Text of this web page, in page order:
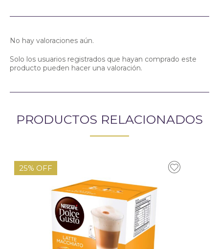
No hay valoraciones aún.
Solo los usuarios registrados que hayan comprado este
producto pueden hacer una valoración.
PRODUCTOS RELACIONADOS
25% OFF